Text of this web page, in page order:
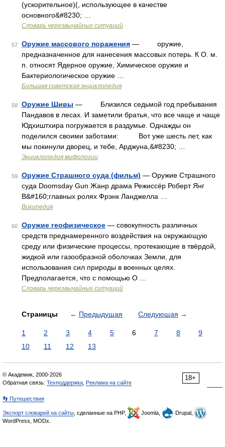
(ускорительное)(, использующее в качестве
основного&#8230; …
Словарь черезвычайных ситуаций
57 Оружие массового поражения — оружие,
предназначенное для нанесения массовых потерь. К О. м.
п. относят Ядерное оружие, Химическое оружие и
Бактериологическое оружие …
Большая советская энциклопедия
58 Оружие Шивы — Близился седьмой год пребывания
Пандавов в лесах. И заметили братья, что все чаще и чаще
Юдхиштхира погружается в раздумье. Однажды он
поделился своими заботами: Вот уже шесть лет, как
мы покинули дворец, и тебе, Арджуна,&#8230; …
Энциклопедия мифологии
59 Оружие Страшного суда (фильм) — Оружие Страшного
суда Doomsday Gun Жанр драма Режиссёр Роберт Янг
В&#160;главных ролях Фрэнк Ланджелла …
Википедия
60 Оружие геофизическое — совокупность различных
средств преднамеренного воздействия на окружающую
среду или физические процессы, протекающие в твёрдой,
жидкой или газообразной оболочках Земли, для
использования сил природы в военных целях.
Предполагается, что с помощью О …
Словарь черезвычайных ситуаций
Страницы ← Предыдущая Следующая →
1 2 3 4 5 6 7 8
9
10
11 12 13
18+
© Академик, 2000-2026
Обратная связь: Техподдержка Реклама на сайте
👣 Путешествия
Экспорт словарей на сайты , сделанные на PHP, Joomla,
Drupal,
WordPress, MODx.